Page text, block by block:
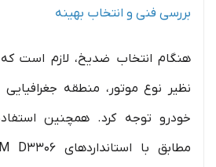
بررسی فنی و انتخاب بهینه
هنگام انتخاب ضدیخ، لازم است
نظیر نوع موتور، منطقه
خودرو توجه کرد. همچنین